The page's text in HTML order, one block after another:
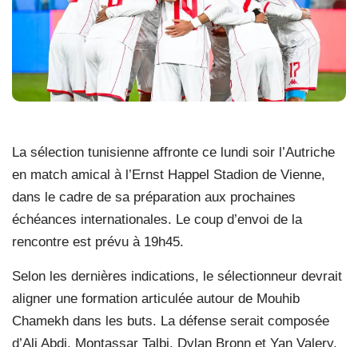
La sélection tunisienne affronte ce lundi soir l’Autriche
en match amical à l’Ernst Happel Stadion de Vienne,
dans le cadre de sa préparation aux prochaines
échéances internationales. Le coup d’envoi de la
rencontre est prévu à 19h45.
Selon les dernières indications, le sélectionneur devrait
aligner une formation articulée autour de Mouhib
Chamekh dans les buts. La défense serait composée
d’Ali Abdi, Montassar Talbi, Dylan Bronn et Yan Valery.